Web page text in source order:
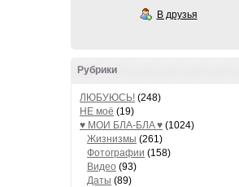
В друзья
Рубрики
ЛЮБУЮСЬ! (248)
НЕ моё (19)
♥ МОИ БЛA-БЛA ♥ (1024)
Жизнизмы (261)
Фотографии (158)
Видео (93)
Даты (89)